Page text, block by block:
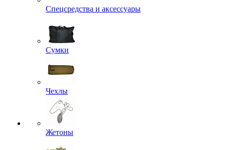
Шапки-ушанки
Выживание
Измерительные приборы